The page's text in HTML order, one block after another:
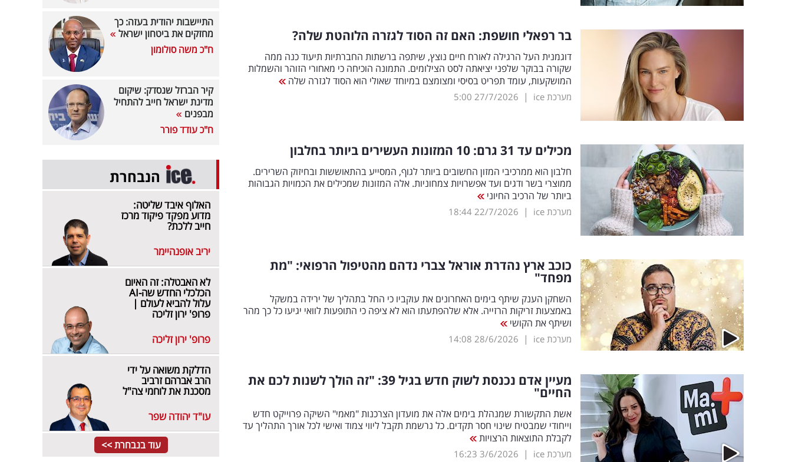
בר רפאלי חושפת: האם זה הסוד לגזרה הלוהטת שלה?
דוגמנית העל הרגילה לאורח חיים נוצץ, שיתפה ברשתות החברתיות תיעוד כנה ממה
שקורה בבוקר שלפני יציאתה לסט הצילומים. התמונה הוכיחה כי מאחורי הזוהר והשמלות
המושקעות, עומד תפריט בסיסי ומצומצם במיוחד שאולי הוא הסוד לגזרה שלה
מערכת ice |
27/7/2026
5:00
מכילים עד 31 גרם: 10 המזונות העשירים ביותר בחלבון
חלבון הוא ממרכיבי המזון החשובים ביותר לגוף, המסייע בהתאוששות ובחיזוק השרירים.
ממוצרי בשר ודגים ועד אפשרויות צמחוניות. אלה המזונות שמכילים את הכמויות הגבוהות
ביותר של הרכיב החיוני
מערכת ice |
22/7/2026
18:44
כוכב ארץ נהדרת אוראל צברי נדהם מהטיפול הרפואי: "מת
מפחד"
השחקן הענק שיתף בימים האחרונים את עוקביו כי החל בתהליך של ירידה במשקל
באמצעות זריקות הרזייה. אלא שלהפתעתו הוא לא ציפה כי התופעות לוואי יגיעו כל כך מהר
ושיתף את הקושי
מערכת ice |
28/6/2026
14:08
מעיין אדם נכנסת לשוק חדש בגיל 39: "זה הולך לשנות לכם את
החיים"
אשת התקשורת שמנהלת בימים אלה את מועדון הצרכנות "מאמי" השיקה פרוייקט חדש
וייחודי שמבטיח שינוי חסר תקדים. כל נרשמת תקבל ליווי צמוד ואישי לכל אורך התהליך עד
לקבלת התוצאות הרצויות
מערכת ice |
3/6/2026
16:23
התיישבות יהודית בעזה: כך
מחזקים את ביטחון ישראל
ח"כ משה סולומון
קיר הברזל שנסדק: שיקום
מדינת ישראל חייב להתחיל
מבפנים
ח"כ עודד פורר
הנבחרת
האלוף איבד שליטה:
מדוע מפקד פיקוד מרכז
חייב ללכת?
יריב אופנהיימר
לא האבטלה: זה האיום
הכלכלי החדש שה-AI
עלול להביא לעולם |
פרופ' ירון זליכה
פרופ' ירון זליכה
הדלקת משואה על ידי
הרב אברהם זרביב
מסכנת את לוחמי צה"ל
עו"ד יהודה שפר
עוד בנבחרת >>